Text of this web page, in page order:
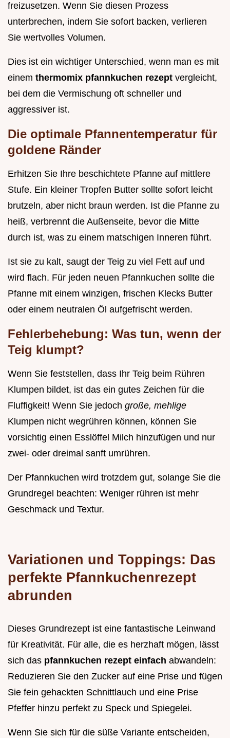
freizusetzen. Wenn Sie diesen Prozess
unterbrechen, indem Sie sofort backen, verlieren
Sie wertvolles Volumen.
Dies ist ein wichtiger Unterschied, wenn man es mit
einem thermomix pfannkuchen rezept vergleicht,
bei dem die Vermischung oft schneller und
aggressiver ist.
Die optimale Pfannentemperatur für
goldene Ränder
Erhitzen Sie Ihre beschichtete Pfanne auf mittlere
Stufe. Ein kleiner Tropfen Butter sollte sofort leicht
brutzeln, aber nicht braun werden. Ist die Pfanne zu
heiß, verbrennt die Außenseite, bevor die Mitte
durch ist, was zu einem matschigen Inneren führt.
Ist sie zu kalt, saugt der Teig zu viel Fett auf und
wird flach. Für jeden neuen Pfannkuchen sollte die
Pfanne mit einem winzigen, frischen Klecks Butter
oder einem neutralen Öl aufgefrischt werden.
Fehlerbehebung: Was tun, wenn der
Teig klumpt?
Wenn Sie feststellen, dass Ihr Teig beim Rühren
Klumpen bildet, ist das ein gutes Zeichen für die
Fluffigkeit! Wenn Sie jedoch große, mehlige
Klumpen nicht wegrühren können, können Sie
vorsichtig einen Esslöffel Milch hinzufügen und nur
zwei- oder dreimal sanft umrühren.
Der Pfannkuchen wird trotzdem gut, solange Sie die
Grundregel beachten: Weniger rühren ist mehr
Geschmack und Textur.
Variationen und Toppings: Das
perfekte Pfannkuchenrezept
abrunden
Dieses Grundrezept ist eine fantastische Leinwand
für Kreativität. Für alle, die es herzhaft mögen, lässt
sich das pfannkuchen rezept einfach abwandeln:
Reduzieren Sie den Zucker auf eine Prise und fügen
Sie fein gehackten Schnittlauch und eine Prise
Pfeffer hinzu perfekt zu Speck und Spiegelei.
Wenn Sie sich für die süße Variante entscheiden,